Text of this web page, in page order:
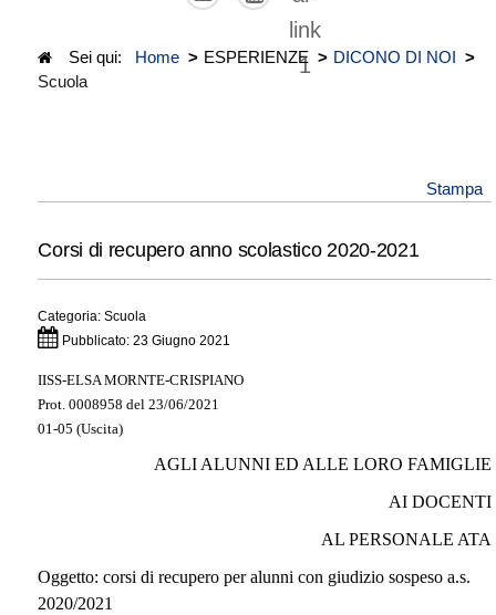
Sei qui: Home > ESPERIENZE > DICONO DI NOI >
Scuola
Stampa
Corsi di recupero anno scolastico 2020-2021
Categoria:Scuola
Pubblicato: 23 Giugno 2021
IISS-ELSA MORNTE-CRISPIANO
Prot. 0008958 del 23/06/2021
01-05 (Uscita)
AGLI ALUNNI ED ALLE LORO FAMIGLIE
AI DOCENTI
AL PERSONALE ATA
Oggetto: corsi di recupero per alunni con giudizio sospeso a.s.
2020/2021